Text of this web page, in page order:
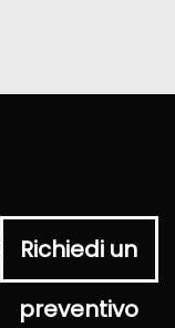
Richiedi un
preventivo